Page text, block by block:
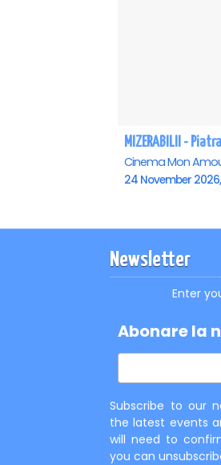
MIZERABILII -
24 November
Newsletter
Enter
Abonare la
Subscribe to our
the latest events
will need to
you can